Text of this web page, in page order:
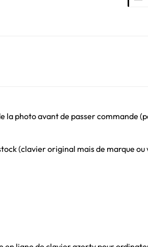
la photo avant de passer commande
(clavier original mais de marque